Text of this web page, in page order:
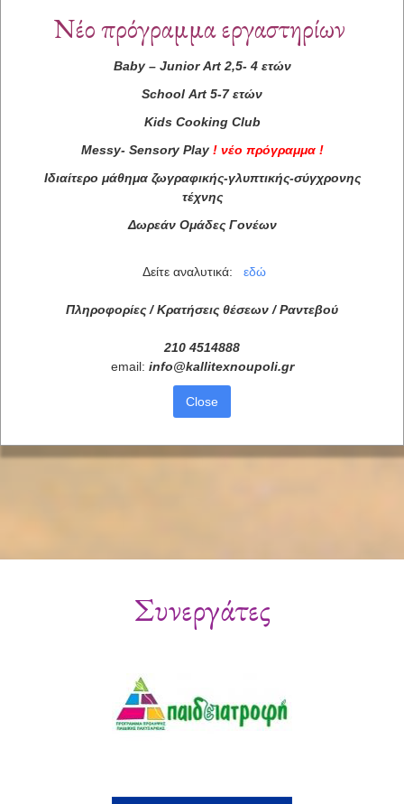
Συνεργάτες
Νέο πρόγραμμα εργαστηρίων
Baby– Junior Art2,5- 4 ετών
School Art 5-7 ετών
Kids Cooking Club
Messy- Sensory Play ! νέο πρόγραμμα !
Ιδιαίτερο μάθημα ζωγραφικής-γλυπτικής-σύγχρονης
τέχνης
Δωρεάν Ομάδες Γονέων
Δείτε αναλυτικά: εδώ
Πληροφορίες / Κρατήσεις θέσεων / Ραντεβού
210 4514888
email: info@kallitexnoupoli.gr
Close